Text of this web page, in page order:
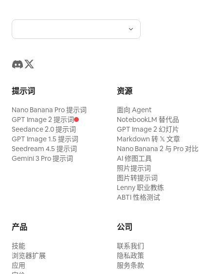
提示词
Nano Banana Pro 提示词
GPT Image 2 提示词
Seedance 2.0 提示词
GPT Image 1.5 提示词
Seedream 4.5 提示词
Gemini 3 Pro 提示词
资源
面向 Agent
NotebookLM 替代品
GPT Image 2 幻灯片
Markdown 转 𝕏 文章
Nano Banana 2 与 Pro 对比
AI 修图工具
照片提示词
图片转提示词
Lenny 职业教练
ABTI 性格测试
产品
技能
浏览器扩展
应用
公司
联系我们
隐私政策
服务条款